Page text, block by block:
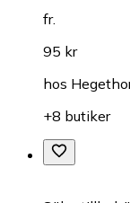
fr.
95 kr
hos
+8 butiker